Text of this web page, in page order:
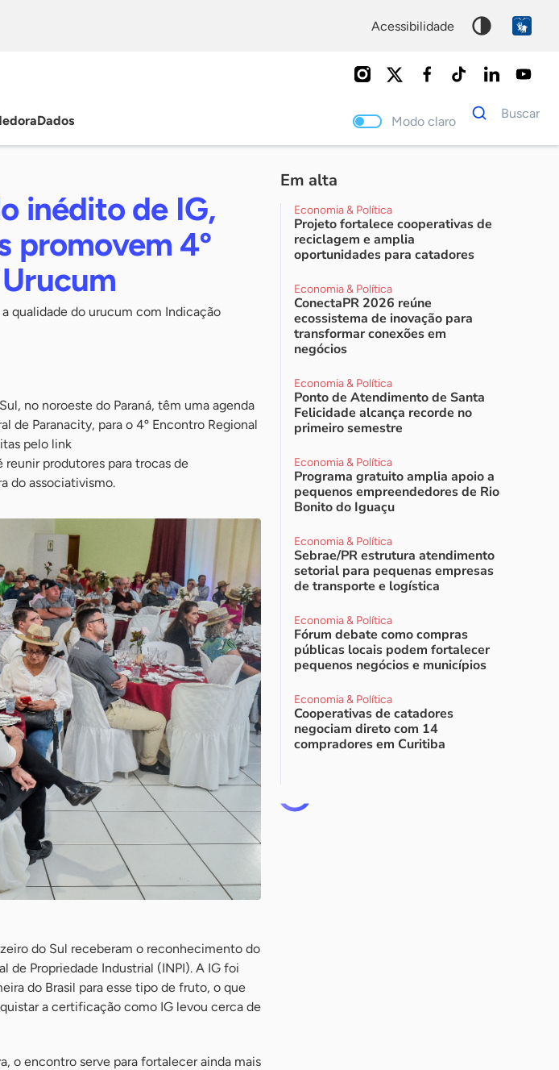
acessibilidade
Dados Modo claro
Dados
para
Buscar
inédito de IG,
promovem 4º
qualidade do urucum com Indicação
no noroeste do Paraná, têm uma agenda
de Paranacity, para o 4º Encontro Regional
pelo link
reunir produtores para trocas de
do associativismo.
do Sul receberam o reconhecimento do
de Propriedade Industrial (INPI). A IG foi
do Brasil para esse tipo de fruto, o que
a certificação como IG levou cerca de
o encontro serve para fortalecer ainda mais
Em alta
Economia & Política
Projeto fortalece cooperativas de
reciclagem e amplia
oportunidades para catadores
Economia & Política
ConectaPR 2026 reúne
ecossistema de inovação para
transformar conexões em
negócios
Economia & Política
Ponto de Atendimento de Santa
Felicidade alcança recorde no
primeiro semestre
Economia & Política
Programa gratuito amplia apoio a
pequenos empreendedores de Rio
Bonito do Iguaçu
Economia & Política
Sebrae/PR estrutura atendimento
setorial para pequenas empresas
de transporte e logística
Economia & Política
Fórum debate como compras
públicas locais podem fortalecer
pequenos negócios e municípios
Economia & Política
Cooperativas de catadores
negociam direto com 14
compradores em Curitiba